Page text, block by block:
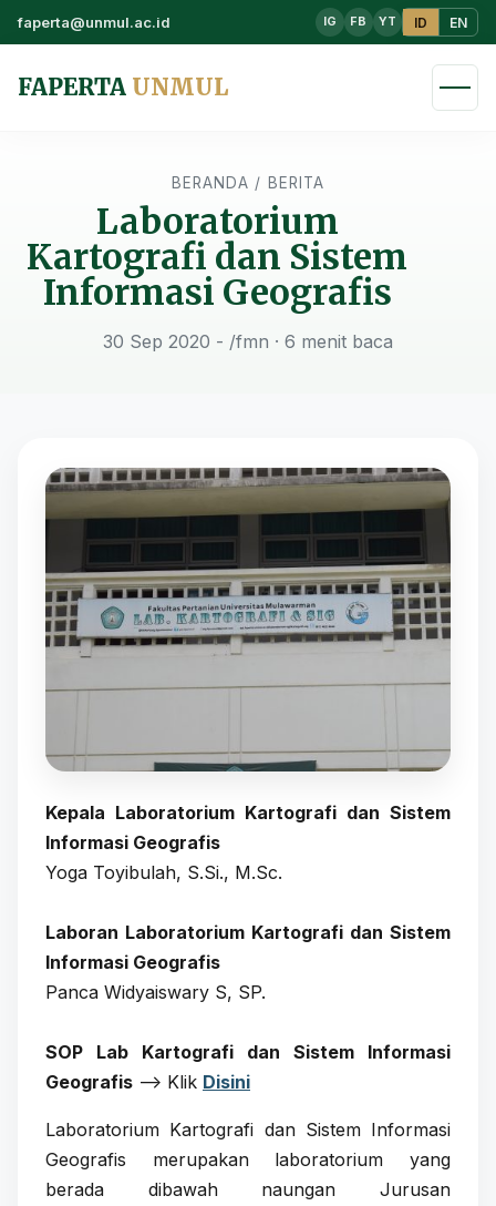
faperta@unmul.ac.id IG FB YT ID EN
FAPERTA UNMUL
BERANDA / BERITA
Laboratorium
Kartografi dan Sistem
Informasi Geografis
30 Sep 2020 - /fmn · 6 menit baca
Kepala Laboratorium Kartografi dan Sistem
Informasi Geografis
Yoga Toyibulah, S.Si., M.Sc.
Laboran Laboratorium Kartografi dan Sistem
Informasi Geografis
Panca Widyaiswary S, SP.
SOP Lab Kartografi dan Sistem Informasi
Geografis –> Klik Disini
Laboratorium Kartografi dan Sistem Informasi
Geografis merupakan laboratorium yang
berada dibawah naungan Jurusan